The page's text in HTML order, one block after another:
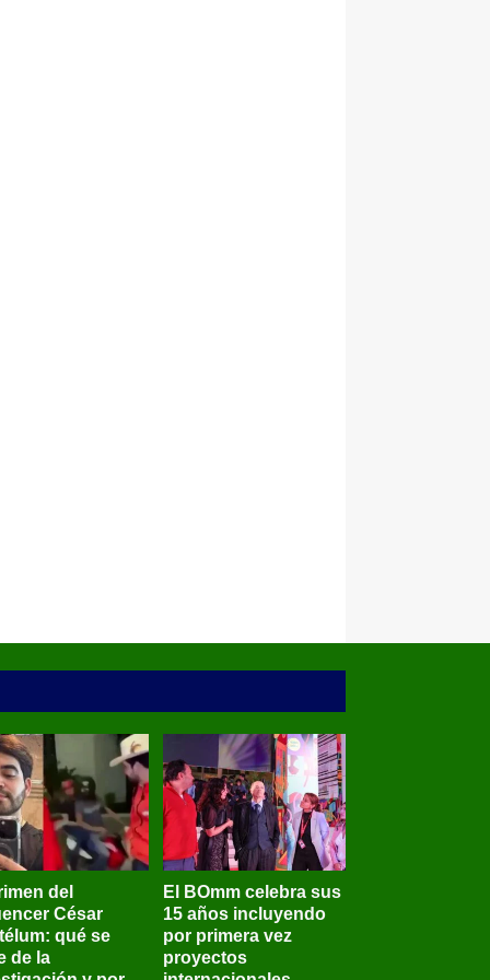
del
César
qué se
de la
El BOmm celebra sus
15 años incluyendo
por primera vez
proyectos